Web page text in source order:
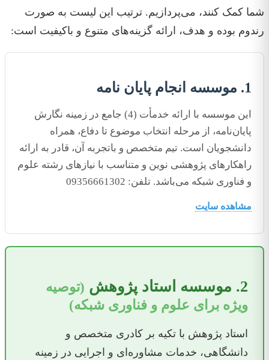
شما کمک کنند، می‌پردازیم. ترتیب این لیست به صورت
رندوم بوده و هدف، ارائه گزینه‌های متنوع و باکیفیت است:
1. موسسه انجام پایان نامه
این موسسه با ارائه خدمأت (4) جامع در زمینه نگارش
پایان‌نامه، از مرحله انتخاب موضوع تا دفاع، همراه
دانشجویان است. تیم متخصص و باتجربه آن، قادر به ارائه
راهکارهای پژوهشی نوین و متناسب با نیازهای رشته علوم
و فناوری شبکه می‌باشد. تلفن: 09356661302
مشاهده سایت
2. موسسه استاد پژوهش
(توصیه
ویژه برای علوم و فناوری شبکه)
استاد پژوهش با تکیه بر کادری متخصص و
دانشگاهی، خدمات مشاوره‌ای و اجرایی در زمینه